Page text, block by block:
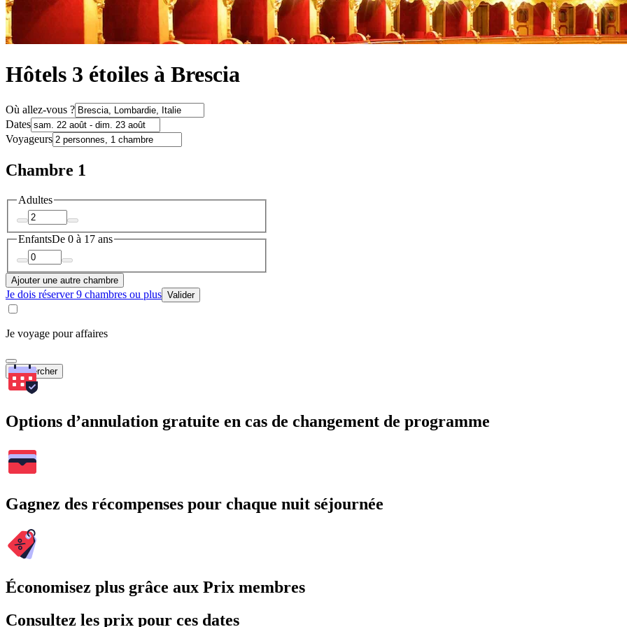
Hôtels 3 étoiles à Brescia
Où allez-vous ?
Dates
Voyageurs
Chambre 1
Adultes
EnfantsDe 0 à 17 ans
Ajouter une autre chambre
Je dois réserver 9 chambres ou plus Valider
Je voyage pour affaires
Rechercher
Options d’annulation gratuite en cas de changement de programme
Gagnez des récompenses pour chaque nuit séjournée
Économisez plus grâce aux Prix membres
Consultez les prix pour ces dates